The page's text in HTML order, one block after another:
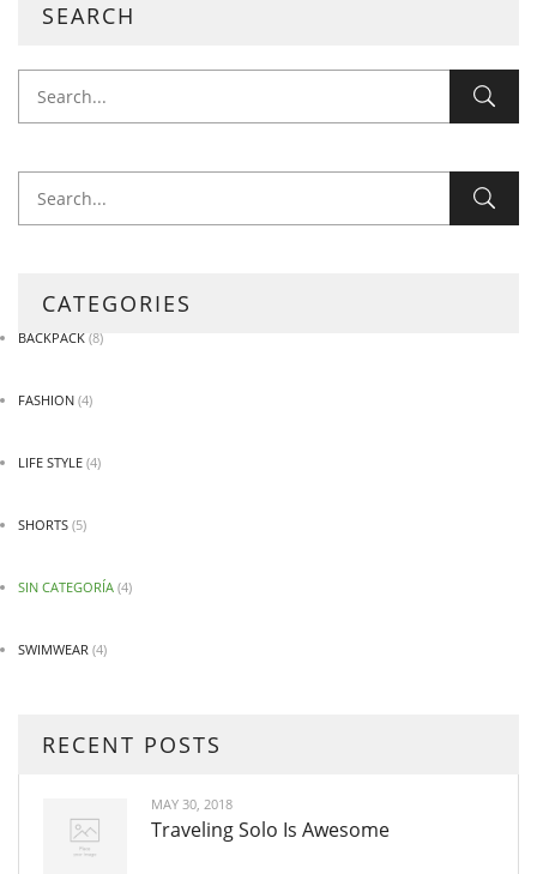
SEARCH
CATEGORIES
BACKPACK (8)
FASHION (4)
LIFE STYLE (4)
SHORTS (5)
SIN CATEGORÍA (4)
SWIMWEAR (4)
RECENT POSTS
MAY 30, 2018
Traveling Solo Is Awesome